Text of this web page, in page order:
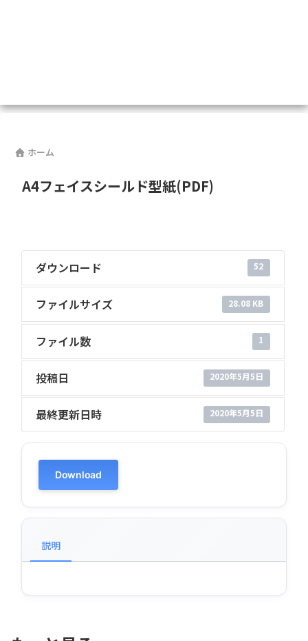
ホーム
A4フェイスシールド型紙(PDF)
ダウンロード 52
ファイルサイズ 28.08 KB
ファイル数 1
投稿日 2020年5月5日
最終更新日時 2020年5月5日
Download
説明